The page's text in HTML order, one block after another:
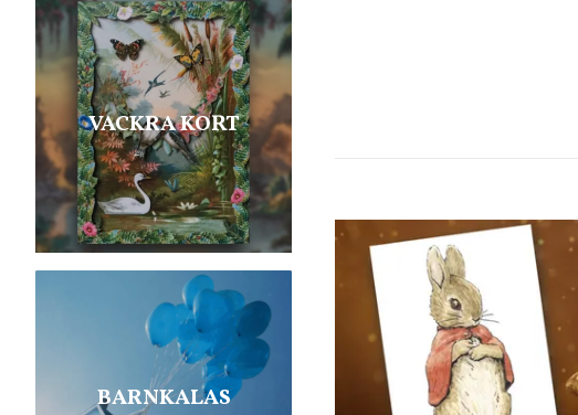
VACKRA KORT
BARNKALAS